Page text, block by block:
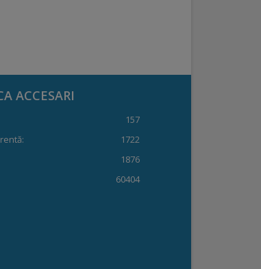
ACCESARI
157
1722
1876
60404